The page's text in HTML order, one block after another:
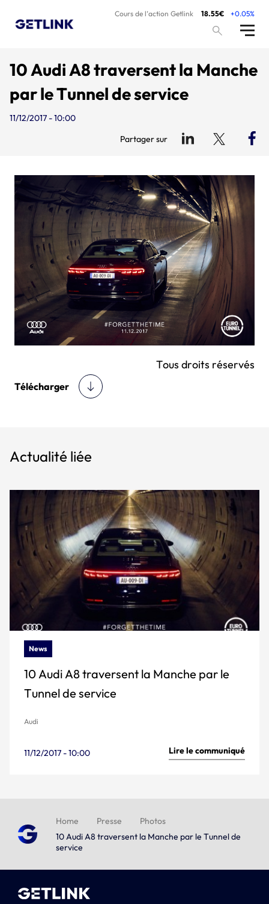
Cours de l’action Getlink 18.55€ +0.05%
10 Audi A8 traversent la Manche
par le Tunnel de service
11/12/2017 - 10:00
Partager sur
Tous droits réservés
Télécharger
Actualité liée
News
10 Audi A8 traversent la Manche par le
Tunnel de service
Audi
11/12/2017 - 10:00 Lire le communiqué
Home Presse
Photos
10 Audi A8 traversent la Manche par le Tunnel de
service